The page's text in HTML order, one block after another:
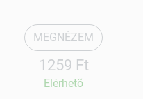
MEGNÉZEM
1259 Ft
Elérhetõ